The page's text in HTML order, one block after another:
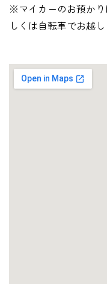
※マイカーのお預か
しくは自転車でお越し